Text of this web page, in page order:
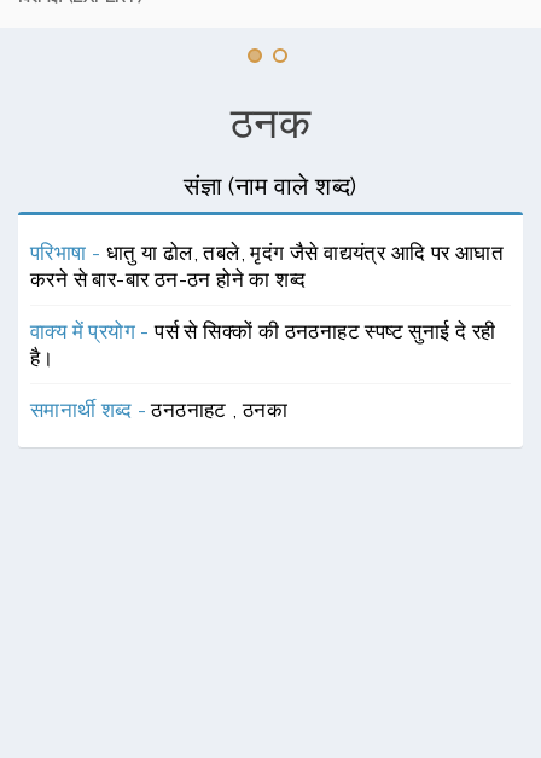
ठनक
संज्ञा (नाम वाले शब्द)
परिभाषा - धातु या ढोल, तबले, मृदंग जैसे वाद्ययंत्र आदि पर आघात
करने से बार-बार ठन-ठन होने का शब्द
वाक्य में प्रयोग -पर्स से सिक्कों की ठनठनाहट स्पष्ट सुनाई दे रही
है।
समानार्थी शब्द -ठनठनाहट ,ठनका